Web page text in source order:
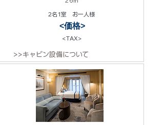
2名1室 お一人様
<価格>
<TAX>
>>キャビン設備について